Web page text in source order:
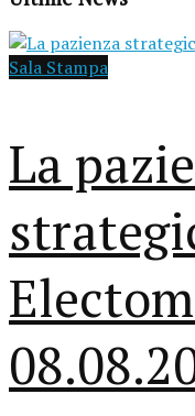
Sala Stampa
La